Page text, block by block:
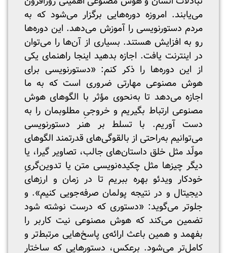
می‌یابند. امروزه دوره‌هایی برگزار می‌شود که به
مردم دستورنویسی را آموزش می‌دهد. این دوره‌ها
رو به افزایش هستند. بسیاری از آن‌ها را می‌توان
در اینترنت یافت. اجازه بدهید اینجا راهنمای یکی
از این دوره‌ها را ذکر کنم: «دستورنویسی برای
هوش مصنوعی مهارتی ضروری است که به ما
اجازه می‌دهد تا به‌نحوی مؤثر با الگوهای هوش
مصنوعی ارتباط بگیریم و خروجیِ مطلوبمان را به
دست آوریم. با تسلط بر هنر دستورنویسی
می‌توانیم به‌راحتی از بالقوگی‌های قدرتمند الگوهای
مولّد مثل خلق داستان‌های جالب، تصاویر گیرا، یا
دیگر چیزها مثل چکیده‌نویسی متن یا تدوین‌گریِ
خودکار ویدئو بهره ببریم تا در زمان و ارزهای
دیجیتال و در نتیجه پولمان صرفه‌جویی کنیم». و
جلوتر می‌گوید: «دستوری که درست نوشته شود
تضمین می‌کند که هوش مصنوعی نیت کاربر را
بفهمد و همین باعث ارائه‌ی پاسخ‌هایی مرتبط‌تر و
کامل‌تر می‌شود. برعکس، دستورهایی که ساختار